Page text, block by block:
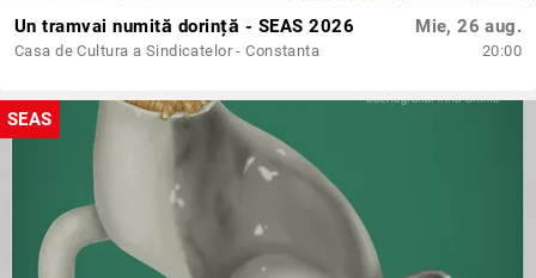
Un tramvai numită dorință - SEAS 2026
Casa de Cultura a Sindicatelor - Constanta
Mie, 26 aug.
20:00
SEAS